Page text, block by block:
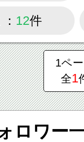
を発信して
もお待ちし
12件
1ペ
全1
ロワー